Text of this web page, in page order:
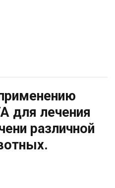
лечения
различной